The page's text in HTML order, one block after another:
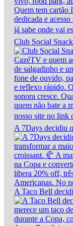
Club Social
A 7Days decidiu
A Taco Bell